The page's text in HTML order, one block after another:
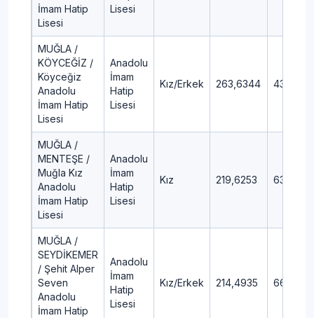
İmam Hatip
Lisesi
Lisesi
MUĞLA /
KÖYCEĞİZ /
Köyceğiz
Anadolu
İmam Hatip
Lisesi
Anadolu
İmam
Hatip
Lisesi
Kız/Erkek 263,6344 43,78
MUĞLA /
MENTEŞE /
Muğla Kız
Anadolu
İmam Hatip
Lisesi
Anadolu
İmam
Hatip
Lisesi
Kız 219,6253 63,19
MUĞLA /
SEYDİKEMER
/ Şehit Alper
Seven
Anadolu
İmam Hatip
Anadolu
İmam
Hatip
Lisesi
Kız/Erkek 214,4935 66,54